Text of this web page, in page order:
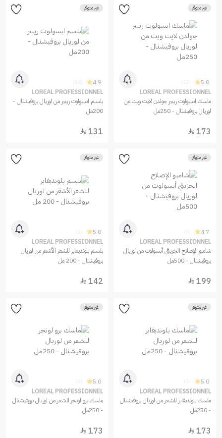
غير متوفر
5.0
LOREAL PROFESSIONNEL
ماسك ابسولوت ريبير جولدن لايت ويت من
لوريال بروفيشنال - 250مل
173

غير متوفر
4.9
LOREAL PROFESSIONNEL
بلسم ابسولوت ريبير من لوريال بروفيشنال -
200مل
131

غير متوفر
4.7
LOREAL PROFESSIONNEL
شامبو الإصلاح الجزيئي أبسولوت من لوريال
بروفيشنال - 500مل
199

غير متوفر
5.0
LOREAL PROFESSIONNEL
بلسم بلونديفاير للشعر الأشقر من لوريال
بروفيشنال - 200 مل
142

غير متوفر
5.0
LOREAL PROFESSIONNEL
ماسك بلونديفاير للشعر من لوريال بروفيشنال
- 250مل
173

غير متوفر
5.0
LOREAL PROFESSIONNEL
ماسك برو لونجر للشعر من لوريال بروفيشنال
- 250مل
173
